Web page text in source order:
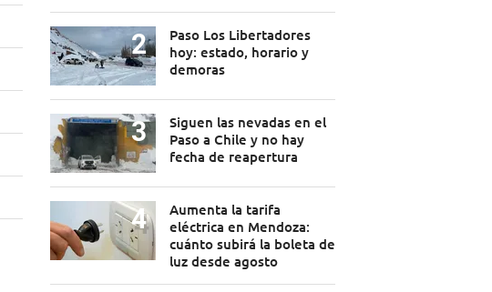
Paso Los Libertadores
hoy: estado, horario y
demoras
Siguen las nevadas en el
Paso a Chile y no hay
fecha de reapertura
Aumenta la tarifa
eléctrica en Mendoza:
cuánto subirá la boleta de
luz desde agosto